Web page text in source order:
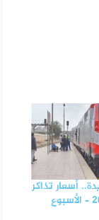
أسعار تذاكر